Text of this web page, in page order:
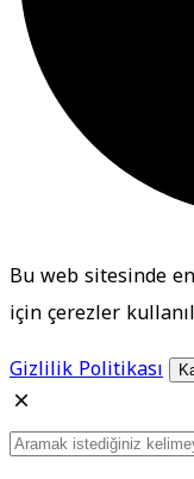
Bu web sitesinde
için çerezler
Gizlilik Politikası